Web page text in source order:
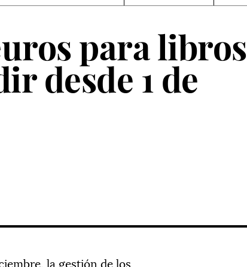
para libros
desde 1 de
la gestión de los